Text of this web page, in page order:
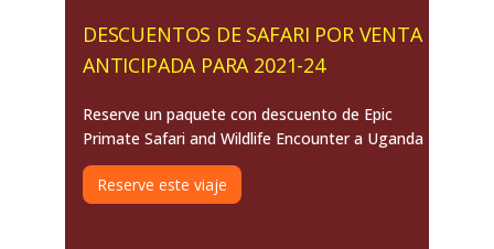
DESCUENTOS DE SAFARI POR VENTA
ANTICIPADA PARA 2021-24
Reserve un paquete con descuento de Epic
Primate Safari and Wildlife Encounter a Uganda
Reserve este viaje